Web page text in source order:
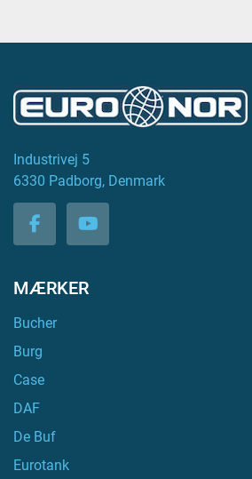
Industrivej 5
6330 Padborg, Denmark
facebookyoutube
MÆRKER
Bucher
Burg
Case
DAF
De Buf
Eurotank